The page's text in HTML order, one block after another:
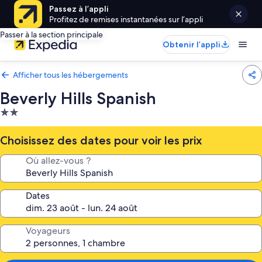
Passez à l’appli
Profitez de remises instantanées sur l’appli
Passer à la section principale
Obtenir l’appli
Afficher tous les hébergements
Beverly Hills Spanish
Hébergement
2.0 étoiles
Choisissez des dates pour voir les prix
Où allez-vous ?
Dates
Voyageurs